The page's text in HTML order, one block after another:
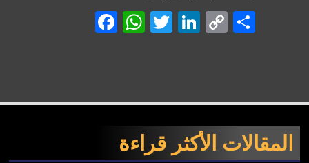
Facebook
WhatsApp
Twitter
LinkedIn
Copy
المقالات الأكثر قراءة